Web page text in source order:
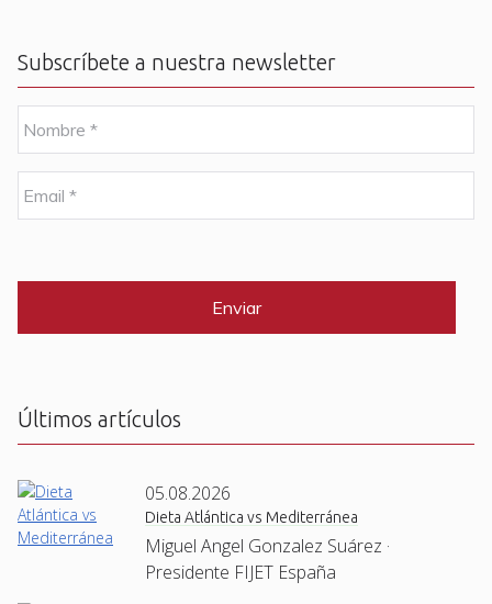
Subscríbete a nuestra newsletter
o
m
e
m
a
C
Últimos artículos
05.08.2026
Dieta Atlántica vs Mediterránea
Miguel Angel Gonzalez Suárez ·
Presidente FIJET España